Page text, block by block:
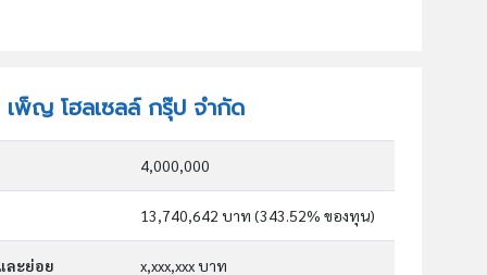
พ็ญ โฮลเซลล์ กรุ๊ป จำกัด
4,000,000
13,740,642 บาท (343.52% ของทุน)
ละย่อย x,xxx,xxx บาท